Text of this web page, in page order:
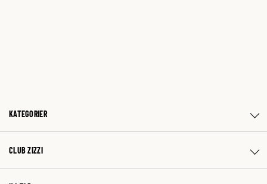
KATEGORIER
CLUB ZIZZI